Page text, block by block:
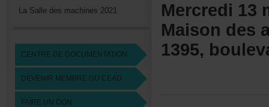
LaSalledesmachines2021
CENTREDEDOCUMENTATION
DEVENIRMEMBREDUCEAD
FAIREUNDON